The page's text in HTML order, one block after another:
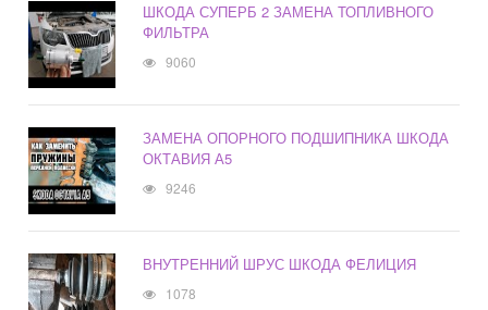
ШКОДА СУПЕРБ 2 ЗАМЕНА ТОПЛИВНОГО
ФИЛЬТРА
9060
ЗАМЕНА ОПОРНОГО ПОДШИПНИКА ШКОДА
ОКТАВИЯ А5
9246
ВНУТРЕННИЙ ШРУС ШКОДА ФЕЛИЦИЯ
1078